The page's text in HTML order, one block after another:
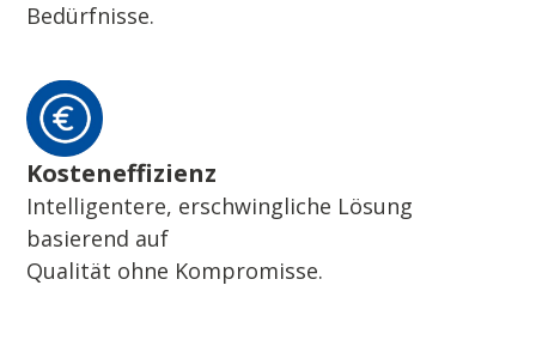
Bedürfnisse.
Kosteneffizienz
Intelligentere, erschwingliche Lösung
basierend auf
Qualität ohne Kompromisse.